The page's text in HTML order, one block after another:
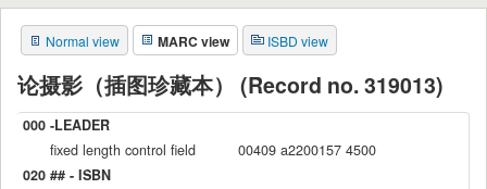
目
录 Normal view MARC view ISBD view
论摄影（插图珍藏本） (Record no. 319013)
000 -LEADER
fixed length control field
00409 a2200157 4500
020 ## - ISBN